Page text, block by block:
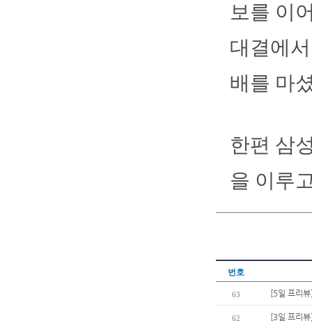
보를 이
대결에
배를 마
한편 삼
을 이루
번호
63 [5일 프리
62 [3일 프리